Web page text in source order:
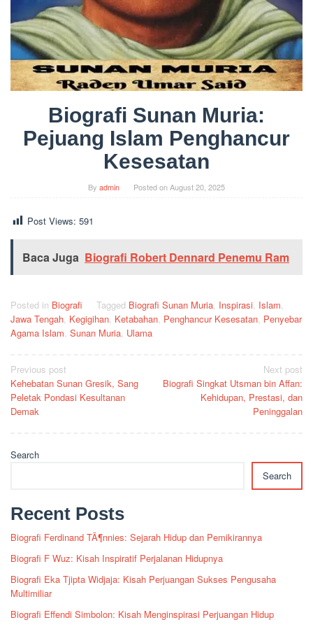
Biografi Sunan Muria:
Pejuang Islam Penghancur
Kesesatan
By admin Posted onAugust 20, 2025
Post Views: 591
Baca Juga Biografi Robert Dennard Penemu Ram
Posted in Biografi Tagged Biografi Sunan Muria, Inspirasi, Islam,
Jawa Tengah, Kegigihan, Ketabahan, Penghancur Kesesatan, Penyebar
Agama Islam, Sunan Muria, Ulama
Post
navigation
Previous post
Kehebatan Sunan Gresik, Sang
Peletak Pondasi Kesultanan
Demak
Next post
Biografi Singkat Utsman bin Affan:
Kehidupan, Prestasi, dan
Peninggalan
Search
Search
Recent Posts
Biografi Ferdinand TÃ¶nnies: Sejarah Hidup dan Pemikirannya
Biografi F Wuz: Kisah Inspiratif Perjalanan Hidupnya
Biografi Eka Tjipta Widjaja: Kisah Perjuangan Sukses Pengusaha
Multimiliar
Biografi Effendi Simbolon: Kisah Menginspirasi Perjuangan Hidup